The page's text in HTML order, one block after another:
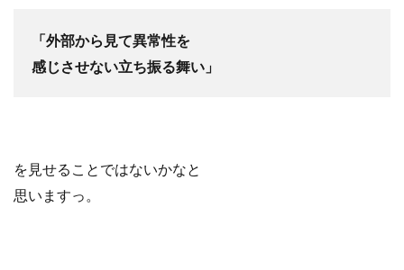
「外部から見て異常性を
感じさせない立ち振る舞い」
を見せることではないかなと
思いますっ。